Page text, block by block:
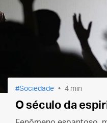
Sociedade 4 min
O século da